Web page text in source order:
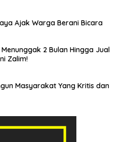
Ajak Warga Berani Bicara
2 Bulan Hingga Jual
Zalim!
Masyarakat Yang Kritis dan